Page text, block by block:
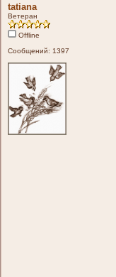
tatiana
Ветеран
Offline
Сообщений: 1397